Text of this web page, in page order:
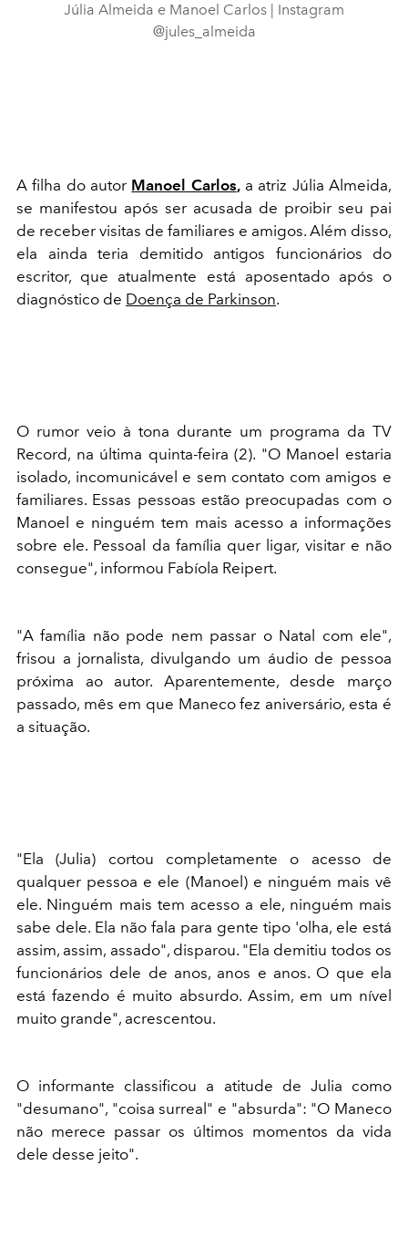
Júlia Almeida e Manoel Carlos | Instagram
@jules_almeida
A filha do autor Manoel Carlos,a atriz Júlia Almeida,
se manifestou após ser acusada de proibir seu pai
de receber visitas de familiares e amigos. Além disso,
ela ainda teria demitido antigos funcionários do
escritor, que atualmente está aposentado após o
diagnóstico de Doença de Parkinson.
O rumor veio à tona durante um programa da TV
Record, na última quinta-feira (2). "O Manoel estaria
isolado, incomunicável e sem contato com amigos e
familiares. Essas pessoas estão preocupadas com o
Manoel e ninguém tem mais acesso a informações
sobre ele. Pessoal da família quer ligar, visitar e não
consegue", informou Fabíola Reipert.
"A família não pode nem passar o Natal com ele",
frisou a jornalista, divulgando um áudio de pessoa
próxima ao autor. Aparentemente, desde março
passado, mês em que Maneco fez aniversário, esta é
a situação.
"Ela (Julia) cortou completamente o acesso de
qualquer pessoa e ele (Manoel) e ninguém mais vê
ele. Ninguém mais tem acesso a ele, ninguém mais
sabe dele. Ela não fala para gente tipo 'olha, ele está
assim, assim, assado", disparou. "Ela demitiu todos os
funcionários dele de anos, anos e anos. O que ela
está fazendo é muito absurdo. Assim, em um nível
muito grande", acrescentou.
O informante classificou a atitude de Julia como
"desumano", "coisa surreal" e "absurda": "O Maneco
não merece passar os últimos momentos da vida
dele desse jeito".